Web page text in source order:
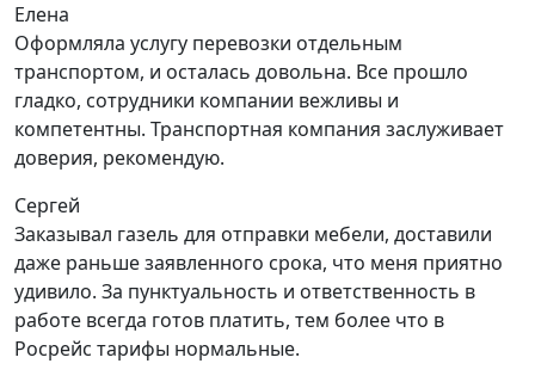
Елена
Оформляла услугу перевозки отдельным
транспортом, и осталась довольна. Все прошло
гладко, сотрудники компании вежливы и
компетентны. Транспортная компания заслуживает
доверия, рекомендую.
Сергей
Заказывал газель для отправки мебели, доставили
даже раньше заявленного срока, что меня приятно
удивило. За пунктуальность и ответственность в
работе всегда готов платить, тем более что в
Росрейс тарифы нормальные.